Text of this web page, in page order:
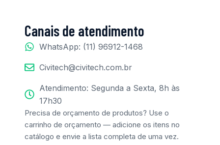
Canais de atendimento
WhatsApp: (11) 96912-1468
Civitech@civitech.com.br
Atendimento: Segunda a Sexta, 8h às
17h30
Precisa de orçamento de produtos? Use o
carrinho de orçamento — adicione os itens no
catálogo e envie a lista completa de uma vez.